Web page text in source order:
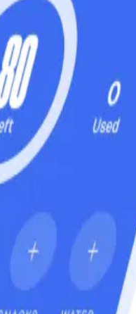
sex månader eller ett år?
din riktning och vilken
mål. Så du kanske
på ”hur” på vägen till ditt
saker att fokusera på